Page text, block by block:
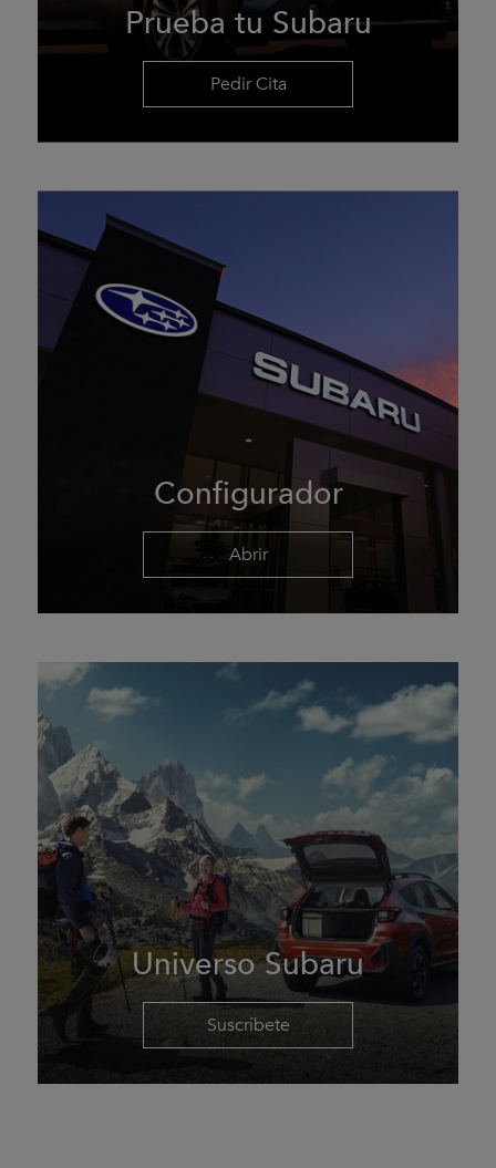
Prueba tu Subaru
Pedir Cita
Configurador
Abrir
Universo Subaru
Suscríbete